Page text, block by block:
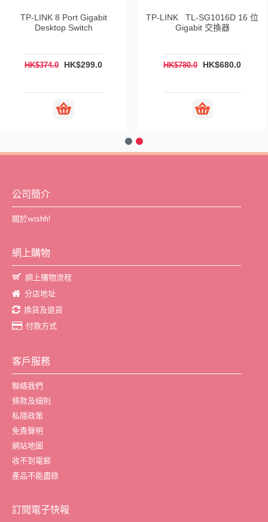
TP-LINK 8 Port Gigabit
Desktop Switch
HK$374.0 HK$299.0
TP-LINK TL-SG1016D 16 位
Gigabit 交換器
HK$780.0 HK$680.0
公司簡介
關於wishh!
網上購物
網上購物流程
分店地址
換貨及退貨
付款方式
客戶服務
聯絡我們
條款及細則
私隱政策
免責聲明
網站地圖
收不到電郵
產品不能盡錄
訂閱電子快報